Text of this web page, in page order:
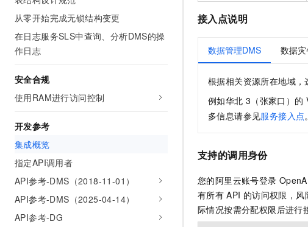
从零开始完成无锁结构变更
在日志服务SLS中查询、分析DMS的操
作日志
安全合规
使用RAM进行访问控制
开发参考
集成概览
指定API调用者
API参考-DMS（2018-11-01）
API参考-DMS（2025-04-14）
API参考-DG
接入点说明
数据管理DMS 数据灾
根据相关资源所在地域，
例如华北 3（张家口）的
多信息请参见服务接入点。
支持的调用身份
您的阿里云账号登录
有所有 API 的访问权限，
际情况按需分配权限后进行